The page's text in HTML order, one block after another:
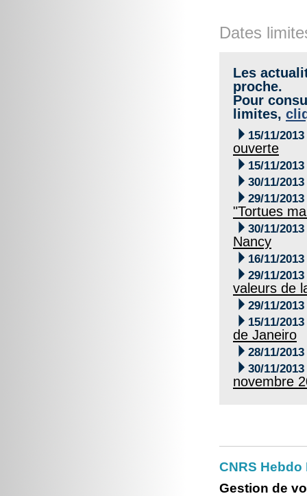
Dates
Les
proche.
Pour
limites,
 15/11/2013
ouverte
 15/11/2013
 30/11/2013
 29/11/2013
"Tortues
 30/11/2013
Nancy
 16/11/2013
 29/11/2013
valeurs de
 29/11/2013
 15/11/2013
de Janeiro
 28/11/2013
 30/11/2013
novembre
CNRS
Gestion de